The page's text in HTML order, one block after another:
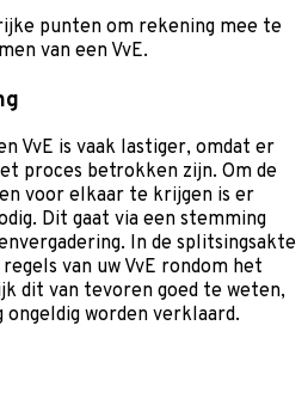
punten om rekening mee te
van een VvE.
VvE is vaak lastiger, omdat er
proces betrokken zijn. Om de
voor elkaar te krijgen is er
Dit gaat via een stemming
In de splitsingsakte
van uw VvE rondom het
dit van tevoren goed te weten,
worden verklaard.